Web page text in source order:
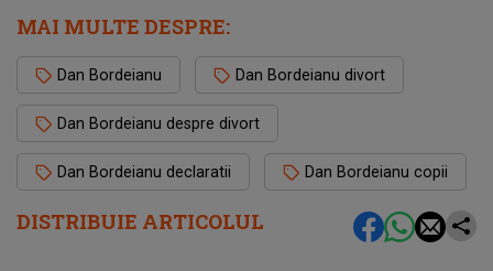
DISTRIBUIE ARTICOLUL
MAI MULTE DESPRE:
Dan Bordeianu Dan Bordeianu divort
Dan Bordeianu despre divort
Dan Bordeianu declaratii Dan Bordeianu copii